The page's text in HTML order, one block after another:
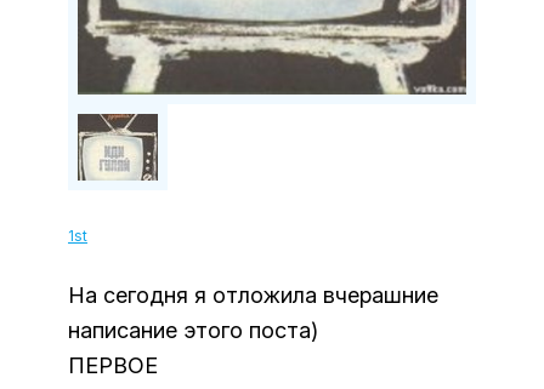
1st
На сегодня я отложила вчерашние
написание этого поста)
ПЕРВОЕ